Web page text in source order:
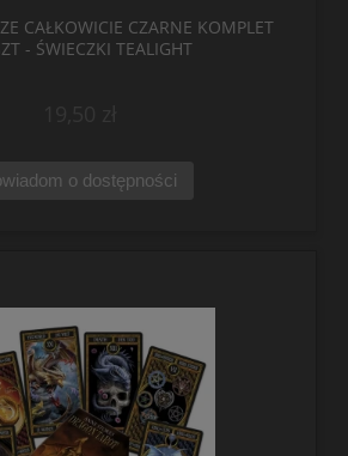
CAŁKOWICIE CZARNE KOMPLET
- ŚWIECZKI TEALIGHT
o dostępności